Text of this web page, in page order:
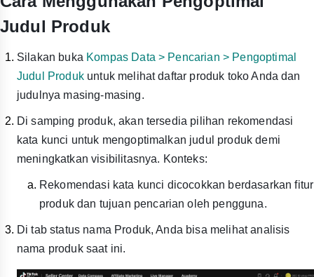
Judul Produk
Silakan buka Kompas Data > Pencarian > Pengoptimal
Judul Produkuntuk melihat daftar produk toko Anda dan
judulnya masing-masing.
Di samping produk, akan tersedia pilihan rekomendasi
kata kunci untuk mengoptimalkan judul produk demi
meningkatkan visibilitasnya. Konteks:
Rekomendasi kata kunci dicocokkan berdasarkan fitur
produk dan tujuan pencarian oleh pengguna.
Di tab status nama Produk, Anda bisa melihat analisis
nama produk saat ini.